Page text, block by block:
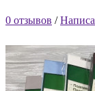
0 отзывов /